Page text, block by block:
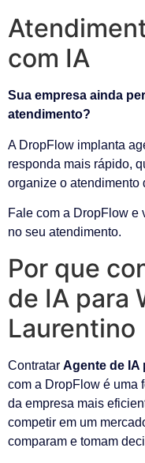
com IA
Sua empresa ainda
atendimento?
A DropFlow implanta
responda mais rápido,
organize o atendimento
Fale com a DropFlow e
no seu atendimento.
Por que
de IA para
Laurentino
Contratar Agente de IA
com a DropFlow é uma
da empresa mais
competir em um
comparam e tomam